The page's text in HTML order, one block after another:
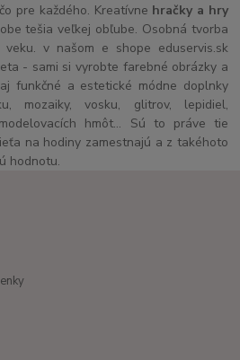
pre každého. Kreatívne hračky a hry
tešia veľkej obľube. Osobná tvorba
v našom e shope eduservis.sk
- sami si vyrobte farebné obrázky a
funkčné a estetické módne doplnky
mozaiky, vosku, glitrov, lepidiel,
hmôt... Sú to práve tie
na hodiny zamestnajú a z takéhoto
hodnotu.